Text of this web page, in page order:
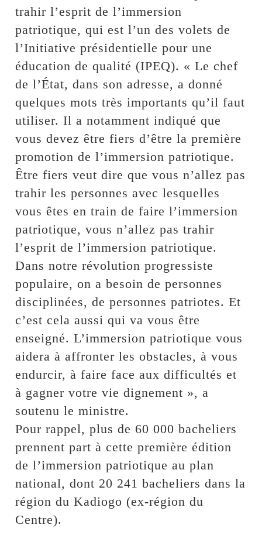
trahir l’esprit de l’immersion
patriotique, qui est l’un des volets de
l’Initiative présidentielle pour une
éducation de qualité (IPEQ). « Le chef
de l’État, dans son adresse, a donné
quelques mots très importants qu’il faut
utiliser. Il a notamment indiqué que
vous devez être fiers d’être la première
promotion de l’immersion patriotique.
Être fiers veut dire que vous n’allez pas
trahir les personnes avec lesquelles
vous êtes en train de faire l’immersion
patriotique, vous n’allez pas trahir
l’esprit de l’immersion patriotique.
Dans notre révolution progressiste
populaire, on a besoin de personnes
disciplinées, de personnes patriotes. Et
c’est cela aussi qui va vous être
enseigné. L’immersion patriotique vous
aidera à affronter les obstacles, à vous
endurcir, à faire face aux difficultés et
à gagner votre vie dignement », a
soutenu le ministre.
Pour rappel, plus de 60 000 bacheliers
prennent part à cette première édition
de l’immersion patriotique au plan
national, dont 20 241 bacheliers dans la
région du Kadiogo (ex-région du
Centre).